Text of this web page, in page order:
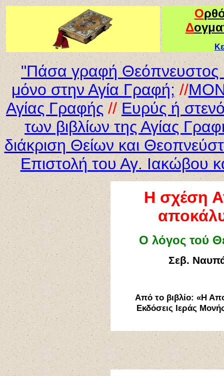
Ο
Δ
"Πάσα γραφή Θεόπνευστος
μόνο στην Αγία Γραφή; //
Αγίας Γραφής //Ευρύς ή
των βιβλίων της Αγίας
διάκριση Θείων και
Επιστολή του Αγ. Ιακώβου
Η σχέση
Ο λόγος τού
Σεβ.
Από το βιβλίο: «Η
Εκδόσεις Ιεράς